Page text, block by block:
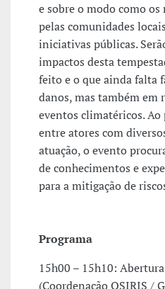
e sobre o modo como
pelas comunidades
iniciativas públicas.
impactos desta
feito e o que ainda falta
danos, mas também em
eventos climatéricos.
entre atores com
atuação, o evento
de conhecimentos e
para a mitigação de
Programa
15h00 – 15h10:
(Coordenação OSIRIS /